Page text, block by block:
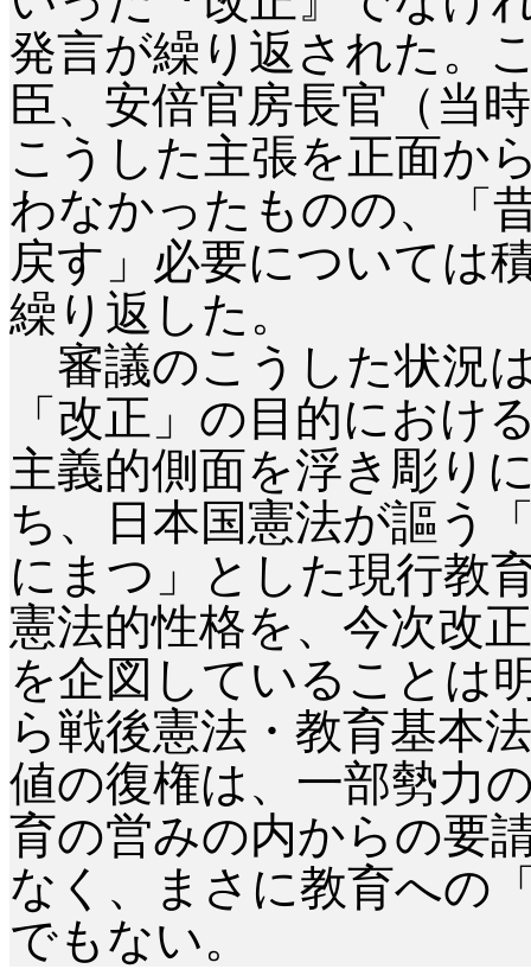
発言が繰り返された。
臣、安倍官房長官（当
こうした主張を正面か
わなかったものの、「
戻す」必要については
繰り返した。
審議のこうした状況
「改正」の目的におけ
主義的側面を浮き彫り
ち、日本国憲法が謳う
にまつ」とした現行教
憲法的性格を、今次改
を企図していることは
ら戦後憲法・教育基本
値の復権は、一部勢力
育の営みの内からの要
なく、まさに教育への
でもない。